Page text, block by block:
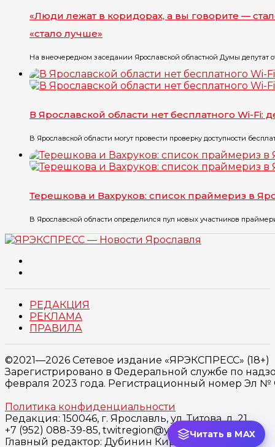
«Люди лежат в коридорах, а вы говорите —
«стало лучше»
На внеочередном заседании Ярославской областной Думы депутат
В Ярославской области нет бесплатного Wi-Fi:
В Ярославской области могут провести проверку доступности
Терешкова и Вахруков: список праймериз в
В Ярославской области определился пул новых участников
РЕДАКЦИЯ
РЕКЛАМА
ПРАВИЛА
©2021—2026 Сетевое издание «ЯРЭКСПРЕСС» (18+)
Зарегистрировано в Федеральной службе по
февраля 2023 года. Регистрационный номер Эл №
Политика конфиденциальности
Редакция: 150046, г. Ярославль, ул. Титова, д. 21,
+7 (952) 088-39-85, twitregion@yandex.ru
Главный редактор: Дубинин Кирилл Сергеевич
Читать в MAX